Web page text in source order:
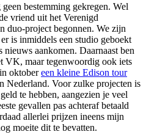
bestemming gekregen. Wel
vriend uit het Verenigd
duo-project begonnen. We zijn
is inmiddels een studio geboekt
aankomen. Daarnaast ben
VK, maar tegenwoordig ook iets
oktobereen kleine Edison tour
Nederland. Voor zulke projecten is
te hebben, aangezien je veel
gevallen pas achteraf betaald
allerlei prijzen ineens mijn
moeite dit te bevatten.